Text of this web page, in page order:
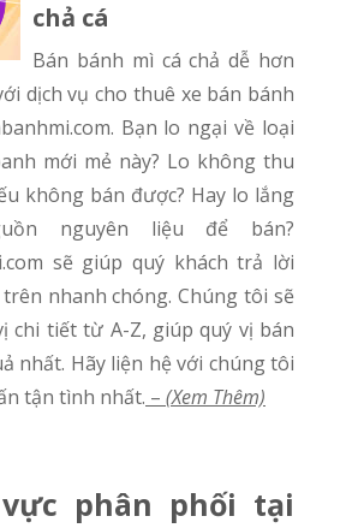
chả cá
Bán bánh mì cá chả dễ hơn
dịch vụ cho thuê xe bán bánh
Bạn lo ngại về loại
mới mẻ này? Lo không thu
không bán được? Hay lo lắng
nguyên liệu để bán?
sẽ giúp quý khách trả lời
trên nhanh chóng. Chúng tôi sẽ
chi tiết từ A-Z, giúp quý vị bán
nhất. Hãy liện hệ với chúng tôi
tận tình nhất. – (Xem Thêm)
phân phối tại